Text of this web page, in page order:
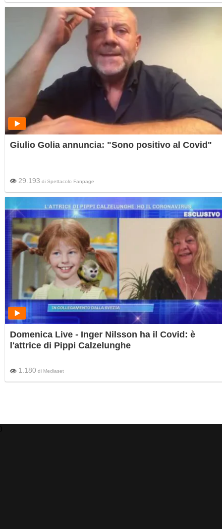
Giulio Golia annuncia: "Sono positivo al Covid"
29.193 di Spettacolo Fanpage
Domenica Live - Inger Nilsson ha il Covid: è
l'attrice di Pippi Calzelunghe
1.180 di Mediaset